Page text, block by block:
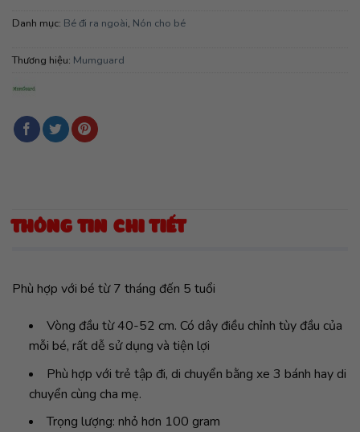
Danh mục: Bé đi ra ngoài, Nón cho bé
Thương hiệu: Mumguard
THÔNG TIN CHI TIẾT
Phù hợp với bé từ 7 tháng đến 5 tuổi
Vòng đầu từ 40-52 cm. Có dây điều chỉnh tùy đầu của
mỗi bé, rất dễ sử dụng và tiện lợi
Phù hợp với trẻ tập đi, di chuyển bằng xe 3 bánh hay di
chuyển cùng cha mẹ.
Trọng lượng: nhỏ hơn 100 gram